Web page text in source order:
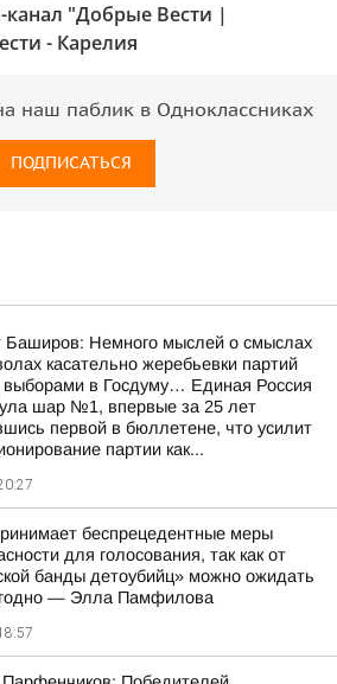
канал "Добрые Вести |
- Карелия
наш паблик в Одноклассниках
ПОДПИСАТЬСЯ
Баширов: Немного мыслей о смыслах
касательно жеребьевки партий
выборами в Госдуму… Единая Россия
шар №1, впервые за 25 лет
первой в бюллетене, что усилит
партии как...
беспрецедентные меры
для голосования, так как от
банды детоубийц» можно ожидать
— Элла Памфилова